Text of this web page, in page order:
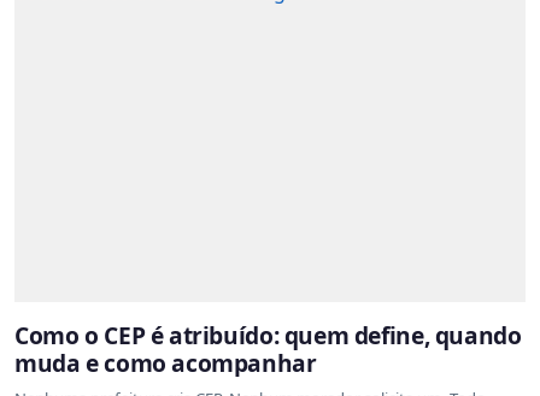
Como o CEP é atribuído: quem define, quando
muda e como acompanhar